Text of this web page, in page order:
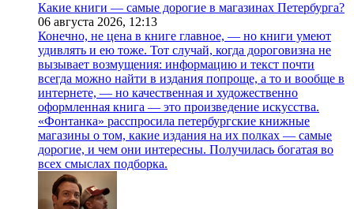
Какие книги — самые дорогие в магазинах Петербурга?
06 августа 2026, 12:13
Конечно, не цена в книге главное, — но книги умеют
удивлять и ею тоже. Тот случай, когда дороговизна не
вызывает возмущения: информацию и текст почти
всегда можно найти в издания попроще, а то и вообще в
интернете, — но качественная и художественно
оформленная книга — это произведение искусства.
«Фонтанка» расспросила петербургские книжные
магазины о том, какие издания на их полках — самые
дорогие, и чем они интересны. Получилась богатая во
всех смыслах подборка.